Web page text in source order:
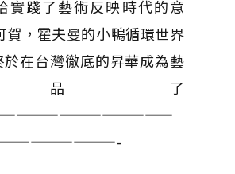
實踐了藝術反映時代的意
賀，霍夫曼的小鴨循環世界
在台灣徹底的昇華成為藝
品了